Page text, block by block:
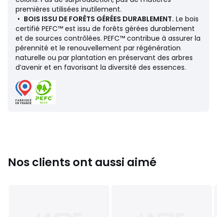
• Structure : hêtre massif, panneaux de fibres et de
particules
• Suspension : sangles élastiques à haute résistance.
• Liaison métal à faire coulisser afin d'assembler les
éléments de l'angle entre eux
• Pieds (montés) : bouleau, hauteur 4,5 cm
• Assise (3 coussins) : mousse Bultex HR 35 kg/m³
recouverte d'une poche percale remplie d'un mélange
plumes et flocons de mousse
30 kg/m3
premières utilisées inutilement.
• BOIS ISSU DE FORÊTS GÉRÉES DURABLEMENT. Le bois
certifié PEFC™ est issu de forêts gérées durablement
et de sources contrôlées. PEFC™ contribue à assurer la
pérennité et le renouvellement par régénération
naturelle ou par plantation en préservant des arbres
d’avenir et en favorisant la diversité des essences.
Nos clients ont aussi aimé